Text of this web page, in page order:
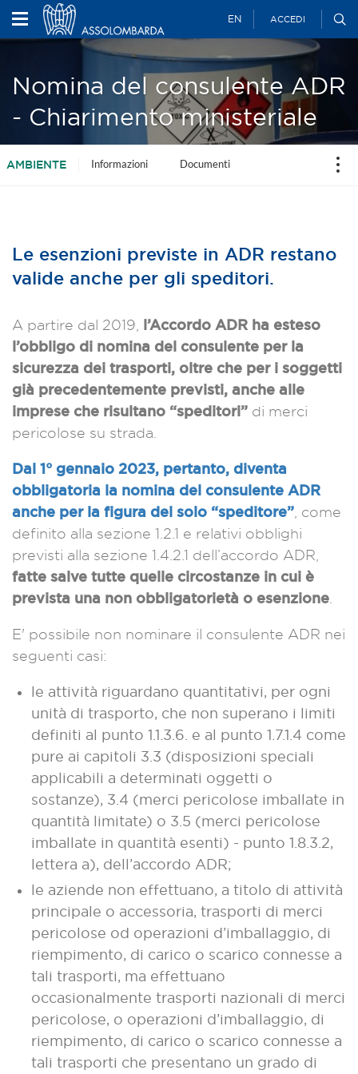
EN ACCEDI
Nomina del consulente ADR
- Chiarimento ministeriale
AMBIENTE Informazioni Documenti
Le esenzioni previste in ADR restano
valide anche per gli speditori.
A partire dal 2019,
l’Accordo ADR ha esteso
l’obbligo di nomina del consulente per la
sicurezza dei trasporti, oltre che per i soggetti
già precedentemente previsti, anche alle
imprese che risultano “speditori” di merci
pericolose su strada.
Dal 1° gennaio 2023, pertanto, diventa
obbligatoria la nomina del consulente ADR
anche per la figura del solo “speditore” , come
definito alla sezione 1.2.1 e relativi obblighi
previsti alla sezione 1.4.2.1 dell’accordo ADR,
fatte salve tutte quelle circostanze in cui è
prevista una non obbligatorietà o esenzione
E' possibile non nominare il consulente ADR nei
seguenti casi:
le attività riguardano quantitativi, per ogni
unità di trasporto, che non superano i limiti
definiti al punto 1.1.3.6. e al punto 1.7.1.4 come
pure ai capitoli 3.3 (disposizioni speciali
applicabili a determinati oggetti o
sostanze), 3.4 (merci pericolose imballate in
quantità limitate) o 3.5 (merci pericolose
imballate in quantità esenti) - punto 1.8.3.2,
lettera a), dell’accordo ADR;
le aziende non effettuano, a titolo di attività
principale o accessoria, trasporti di merci
pericolose od operazioni d’imballaggio, di
riempimento, di carico o scarico connesse a
tali trasporti, ma effettuano
occasionalmente trasporti nazionali di merci
pericolose, o operazioni d’imballaggio, di
riempimento, di carico o scarico connesse a
tali trasporti che presentano un grado di